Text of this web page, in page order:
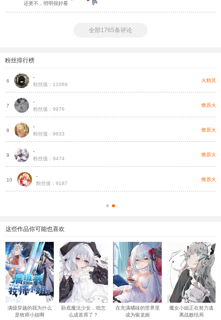
还更不，明明很好看
全部1765条评论
粉丝排行榜
6
-
粉丝值：11069
火精灵
7
-
粉丝值：9976
燎原火
8
-
粉丝值：9633
燎原火
9
-
粉丝值：9474
燎原火
10
-
粉丝值：9187
燎原火
这些作品你可能也喜欢
满级穿越的我为什么
是牧师小姐啊
卧底魔法少女，咱怎
么成首席了？
在充满橘味的世界里
成为银龙姬
魔女小姐正在努力逃
离战败结局